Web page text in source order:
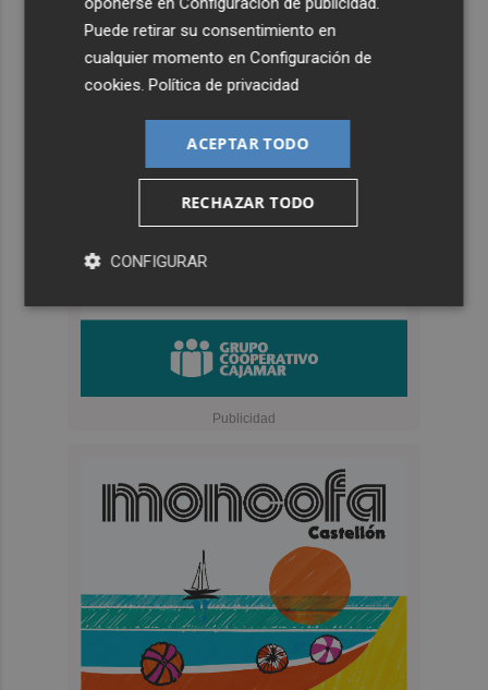
Puede retirar su consentimiento en
cualquier momento enConfiguración de
cookies.Política de privacidad
ACEPTAR TODO
RECHAZAR TODO
CONFIGURAR